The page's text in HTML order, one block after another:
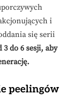
i
się serii
do 6 sesji, aby
peelingów